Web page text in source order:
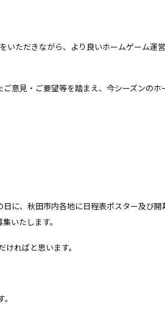
ただきながら、より良いホームゲーム運営
意見・ご要望等を踏まえ、今シーズンの
に、秋田市内各地に日程表ポスター及び
いたします。
ればと思います。